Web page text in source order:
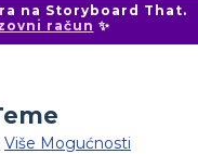
na Storyboard That.
račun ✨
Više Mogućnosti